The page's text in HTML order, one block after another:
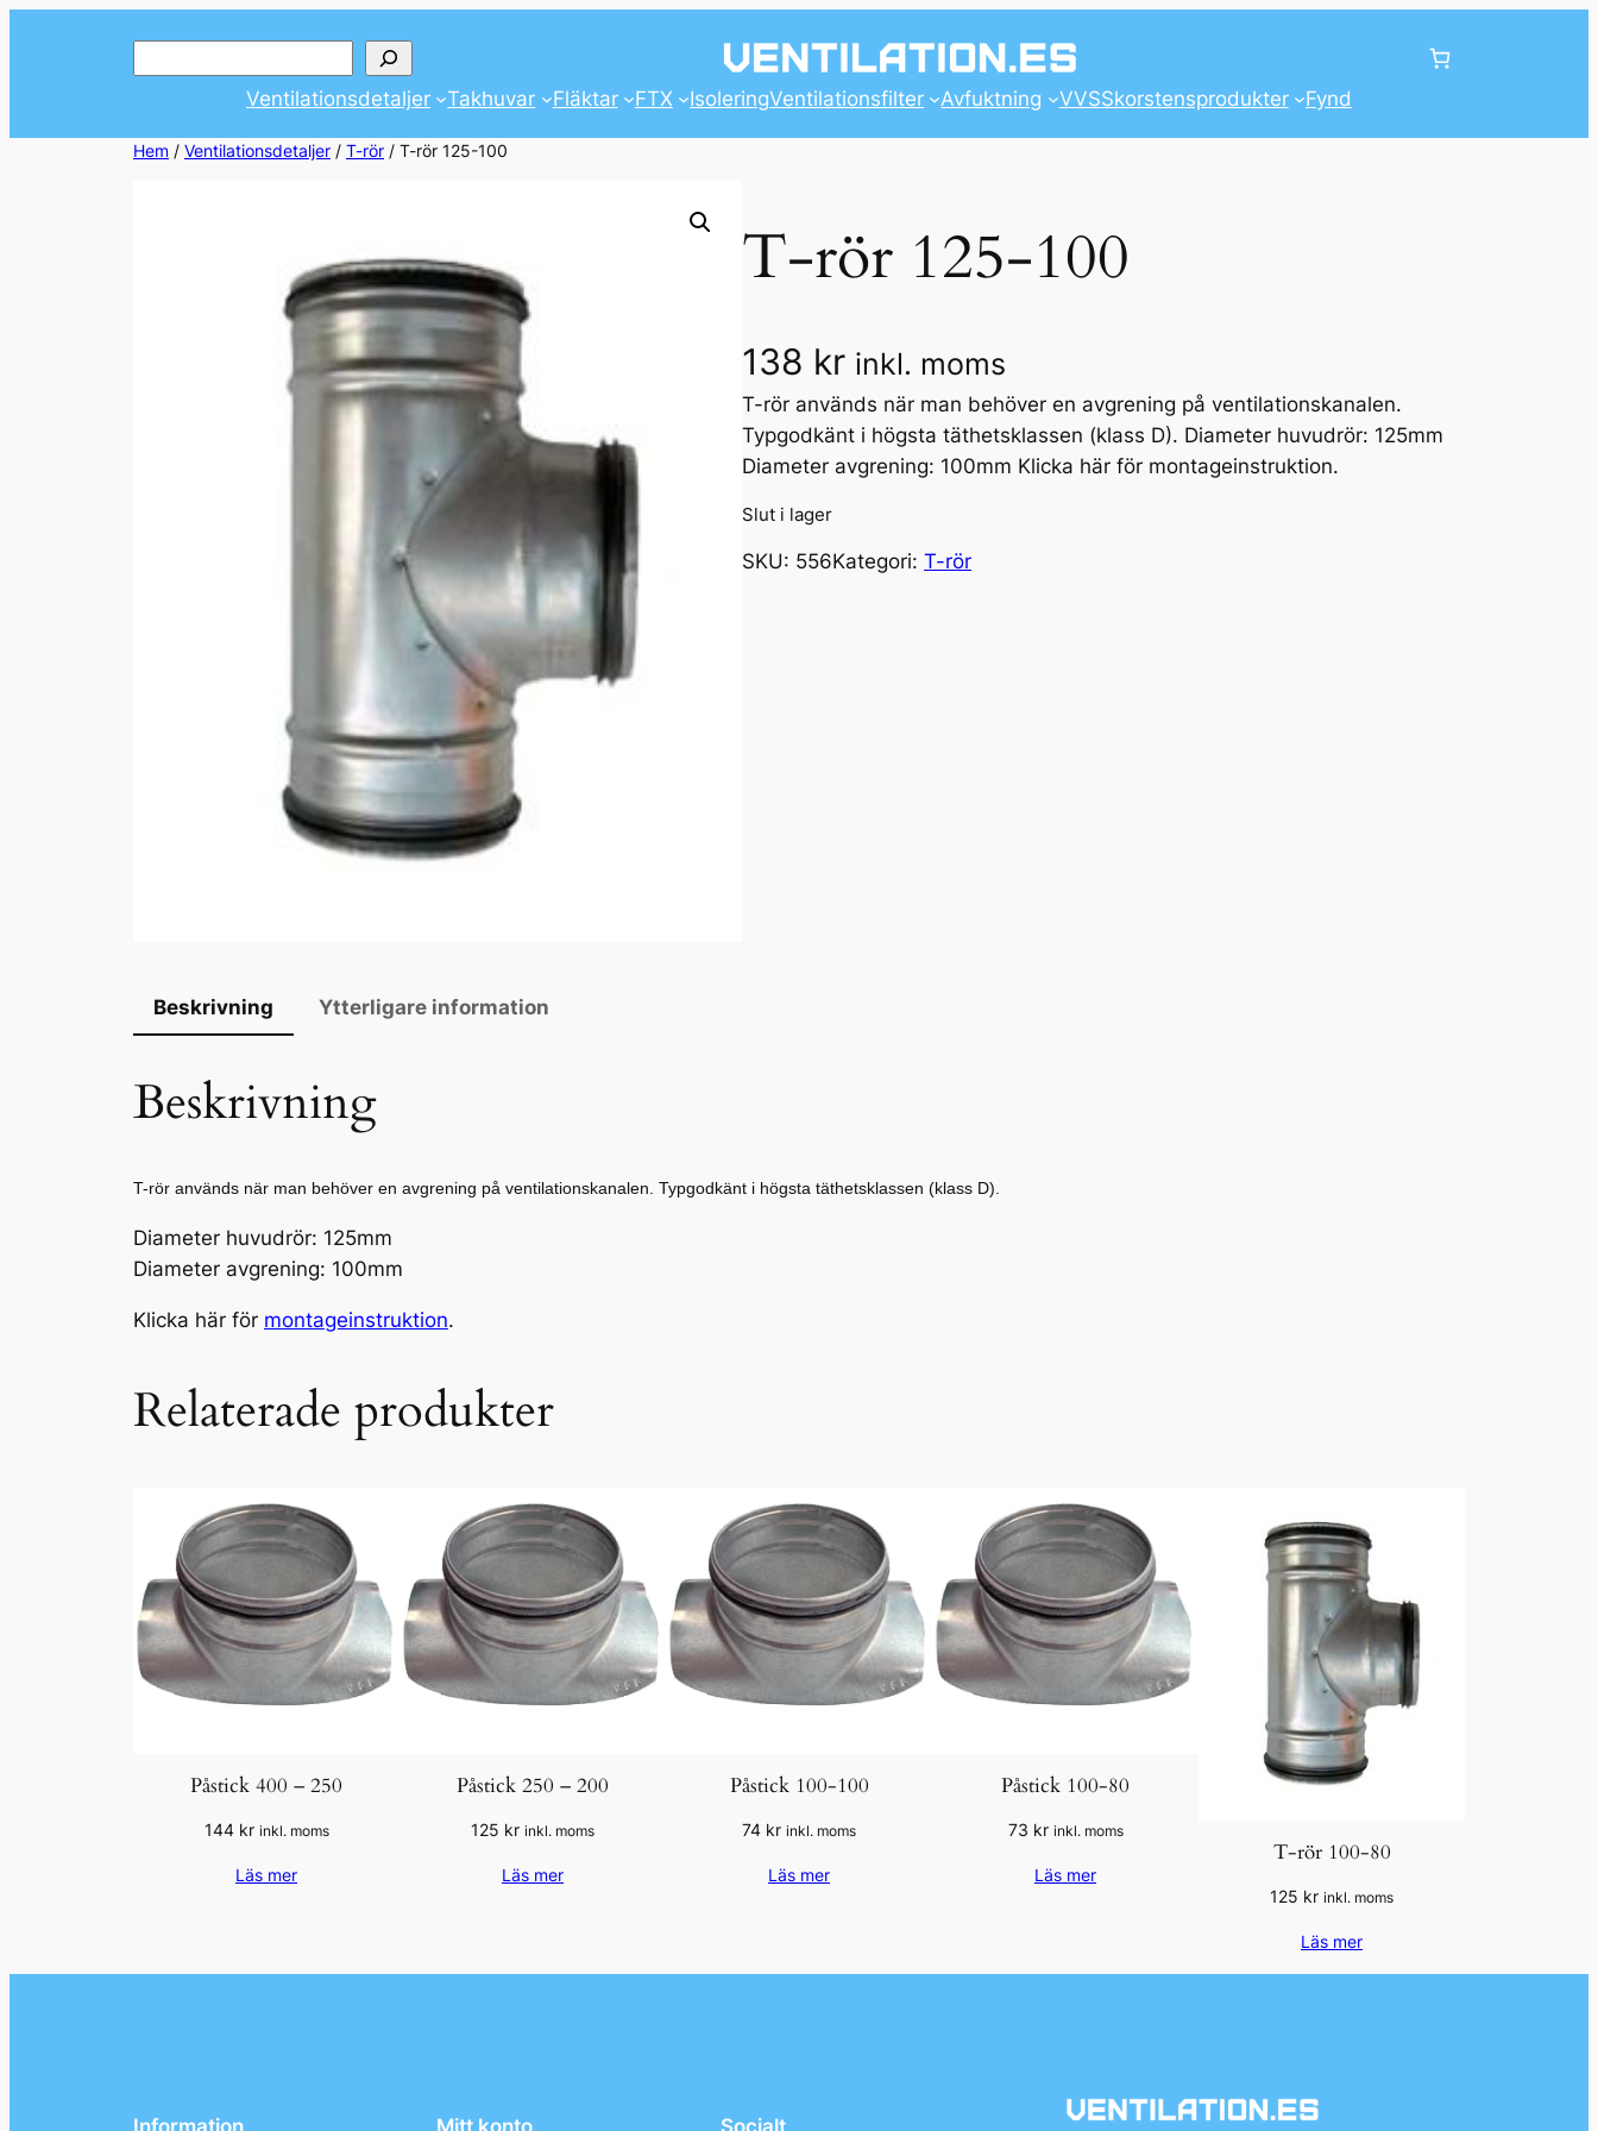
Ventilationsdetaljer
Takhuvar Fläktar FTX IsoleringVentilationsfilter Avfuktning VVSSkorstensprodukter Fynd
Hem / Ventilationsdetaljer / T-rör / T-rör 125-100
T-rör 125-100
138 kr inkl. moms
T-rör används när man behöver en avgrening på ventilationskanalen.
Typgodkänt i högsta täthetsklassen (klass D). Diameter huvudrör: 125mm
Diameter avgrening: 100mm Klicka här för montageinstruktion.
Slut i lager
SKU: 556Kategori: T-rör
Beskrivning Ytterligare information
Beskrivning
T-rör används när man behöver en avgrening på ventilationskanalen. Typgodkänt i högsta täthetsklassen (klass D).
Diameter huvudrör: 125mm
Diameter avgrening: 100mm
Klicka här för montageinstruktion.
Relaterade produkter
Påstick 400 – 250
144 kr inkl. moms
Läs mer
Påstick 250 – 200
125 kr inkl. moms
Läs mer
Påstick 100-100
74 kr inkl. moms
Läs mer
Påstick 100-80
73 kr inkl. moms
Läs mer
T-rör 100-80
125 kr inkl. moms
Läs mer